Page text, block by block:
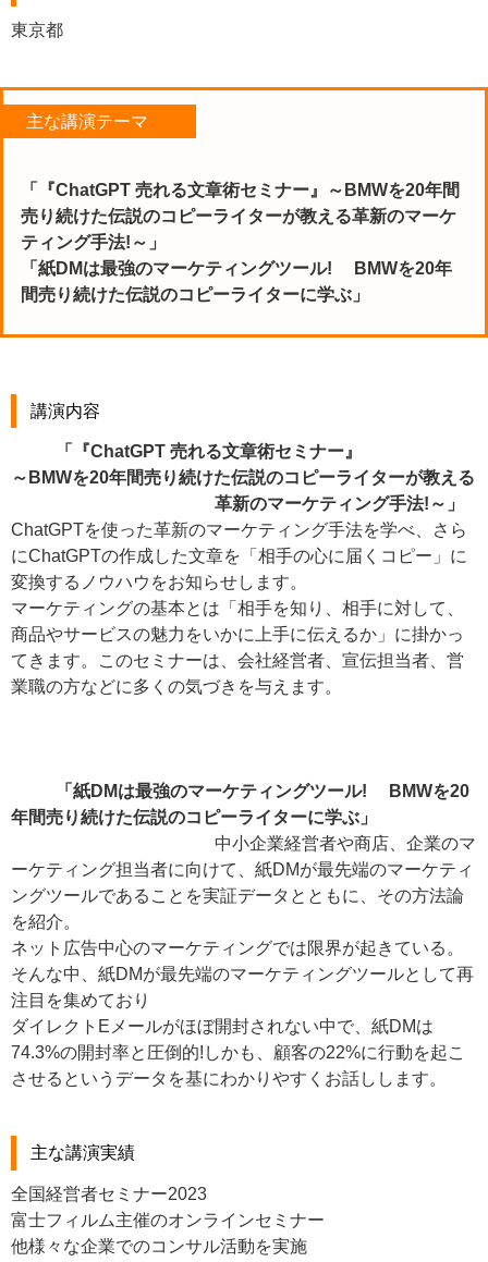
東京都
主な講演テーマ
「『ChatGPT 売れる文章術セミナー』
～BMWを20年間
売り続けた伝説のコピーライターが教える革新のマーケ
ティング手法!～」
「紙DMは最強のマーケティングツール! BMWを20年
間売り続けた伝説のコピーライターに学ぶ」
講演内容
「『ChatGPT 売れる文章術セミナー』
～BMWを20年間売り続けた伝説のコピーライターが教える
革新のマーケティング手法!～」
ChatGPTを使った革新のマーケティング手法を学べ、さら
にChatGPTの作成した文章を「相手の心に届くコピー」に
変換するノウハウをお知らせします。
マーケティングの基本とは「相手を知り、相手に対して、
商品やサービスの魅力をいかに上手に伝えるか」に掛かっ
てきます。このセミナーは、会社経営者、宣伝担当者、営
業職の方などに多くの気づきを与えます。
「紙DMは最強のマーケティングツール! BMWを20
年間売り続けた伝説のコピーライターに学ぶ」
中小企業経営者や商店、企業のマ
ーケティング担当者に向けて、紙DMが最先端のマーケティ
ングツールであることを実証データとともに、その方法論
を紹介。
ネット広告中心のマーケティングでは限界が起きている。
そんな中、紙DMが最先端のマーケティングツールとして再
注目を集めており
ダイレクトEメールがほぼ開封されない中で、紙DMは
74.3%の開封率と圧倒的!しかも、顧客の22%に行動を起こ
させるというデータを基にわかりやすくお話しします。
主な講演実績
全国経営者セミナー2023
富士フィルム主催のオンラインセミナー
他様々な企業でのコンサル活動を実施